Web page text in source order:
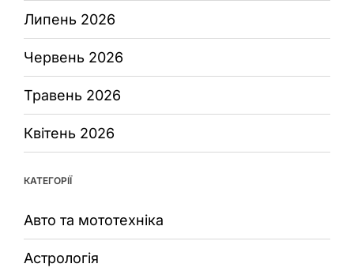
Липень 2026
Червень 2026
Травень 2026
Квітень 2026
КАТЕГОРІЇ
Авто та мототехніка
Астрологія